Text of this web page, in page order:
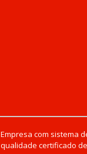
Empresa com sistema
qualidade certificado